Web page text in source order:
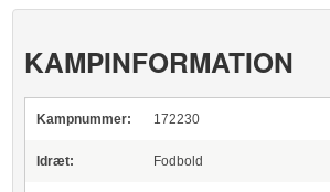
KAMPINFORMATION
Kampnummer: 172230
Idræt: Fodbold